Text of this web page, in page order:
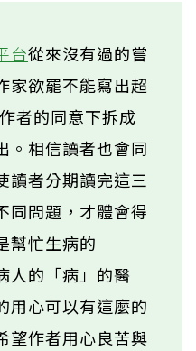
台從來沒有過的嘗
家欲罷不能寫出超
者的同意下拆成
。相信讀者也會同
讀者分期讀完這三
同問題，才體會得
幫忙生病的
人的「病」的醫
用心可以有這麼的
望作者用心良苦與